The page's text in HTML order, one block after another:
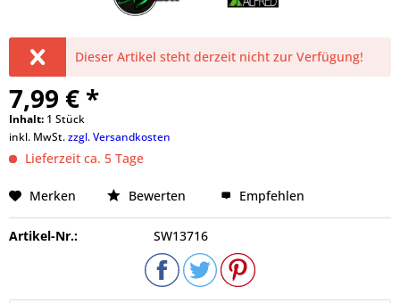
Dieser Artikel steht derzeit nicht zur Verfügung!
7,99 € *
Inhalt: 1 Stück
inkl. MwSt.zzgl. Versandkosten
Lieferzeit ca. 5 Tage
Merken Bewerten Empfehlen
Artikel-Nr.: SW13716